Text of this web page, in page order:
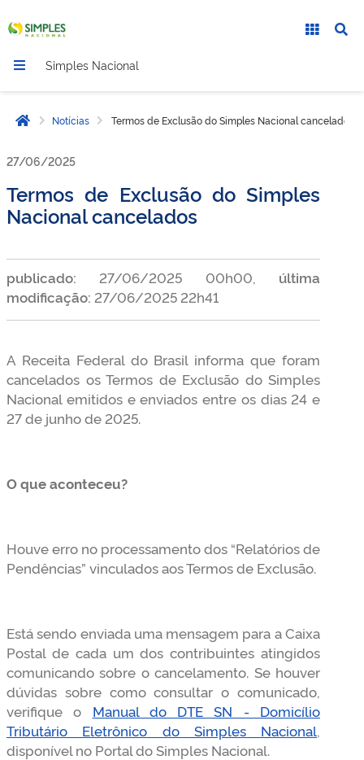
Simples Nacional
Página inicial
Notícias Termos de Exclusão do Simples Nacional cancelados
27/06/2025
Termos de Exclusão do Simples
Nacional cancelados
publicado: 27/06/2025 00h00, última
modificação: 27/06/2025 22h41
A Receita Federal do Brasil informa que foram
cancelados os Termos de Exclusão do Simples
Nacional emitidos e enviados entre os dias 24 e
27 de junho de 2025.
O que aconteceu?
Houve erro no processamento dos “Relatórios de
Pendências” vinculados aos Termos de Exclusão.
Está sendo enviada uma mensagem para a Caixa
Postal de cada um dos contribuintes atingidos
comunicando sobre o cancelamento. Se houver
dúvidas sobre como consultar o comunicado,
verifique o Manual do DTE SN - Domicílio
Tributário Eletrônico do Simples Nacional,
disponível no Portal do Simples Nacional.